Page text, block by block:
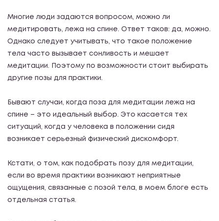
Многие люди задаются вопросом, можно ли
медитировать, лежа на спине. Ответ таков: да, можно.
Однако следует учитывать, что такое положение
тела часто вызывает сонливость и мешает
медитации. Поэтому по возможности стоит выбирать
другие позы для практики.
Бывают случаи, когда поза для медитации лежа на
спине – это идеальный выбор. Это касается тех
ситуаций, когда у человека в положении сидя
возникает серьезный физический дискомфорт.
Кстати, о том, как подобрать позу для медитации,
если во время практики возникают неприятные
ощущения, связанные с позой тела, в моем блоге есть
отдельная статья.